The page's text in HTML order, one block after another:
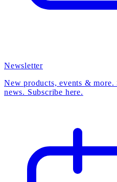
Newsletter
New products, events &
news. Subscribe here.